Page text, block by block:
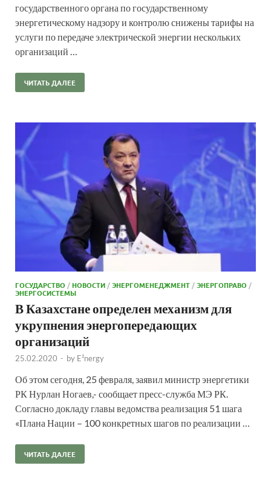
государственного органа по государственному
энергетическому надзору и контролю снижены тарифы на
услуги по передаче электрической энергии нескольких
организаций …
ЧИТАТЬ ДАЛЕЕ
ГОСУДАРСТВО /НОВОСТИ /ЭНЕРГОМЕНЕДЖМЕНТ /ЭНЕРГОПРАВО /
ЭНЕРГОСИСТЕМЫ
В Казахстане определен механизм для
укрупнения энергопередающих
организаций
25.02.2020 - by E²nergy
Об этом сегодня, 25 февраля, заявил министр энергетики
РК Нурлан Ногаев,- сообщает пресс-служба МЭ РК.
Согласно докладу главы ведомства реализация 51 шага
«Плана Нации – 100 конкретных шагов по реализации …
ЧИТАТЬ ДАЛЕЕ